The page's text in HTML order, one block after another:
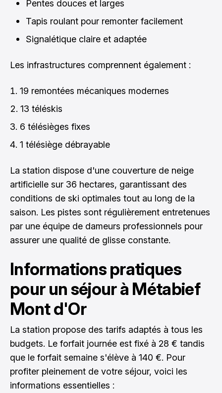
Pentes douces et larges
Tapis roulant pour remonter facilement
Signalétique claire et adaptée
Les infrastructures comprennent également :
19 remontées mécaniques modernes
13 téléskis
6 télésièges fixes
1 télésiège débrayable
La station dispose d'une couverture de neige
artificielle sur 36 hectares, garantissant des
conditions de ski optimales tout au long de la
saison. Les pistes sont régulièrement entretenues
par une équipe de dameurs professionnels pour
assurer une qualité de glisse constante.
Informations pratiques
pour un séjour à Métabief
Mont d'Or
La station propose des tarifs adaptés à tous les
budgets. Le forfait journée est fixé à 28 € tandis
que le forfait semaine s'élève à 140 €. Pour
profiter pleinement de votre séjour, voici les
informations essentielles :